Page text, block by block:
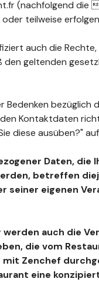
(nachfolgend die
teilweise
auch die Rechte,
geltenden
Bedenken bezüglich
Kontaktdaten
diese ausüben?"
Daten, die
betreffen
seiner eigenen
auch die
die vom
Zenchef
eine